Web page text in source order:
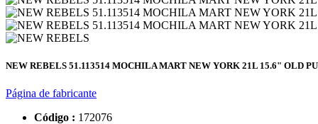
NEW REBELS 51.113514 MOCHILA MART NEW YORK 21L 15.6" OLD
Página de fabricante
Código : 172076